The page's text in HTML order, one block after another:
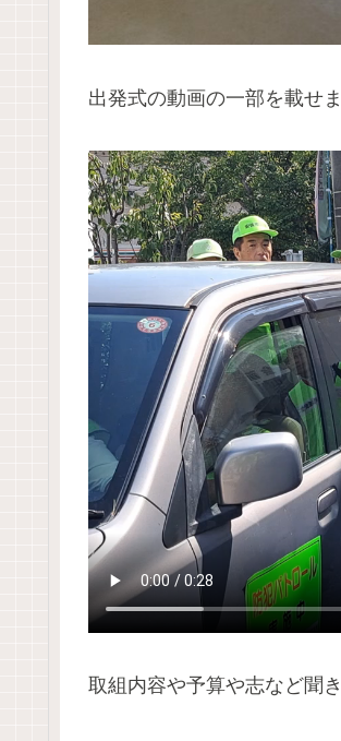
出発式の動画の一部を載せ
取組内容や予算や志など聞